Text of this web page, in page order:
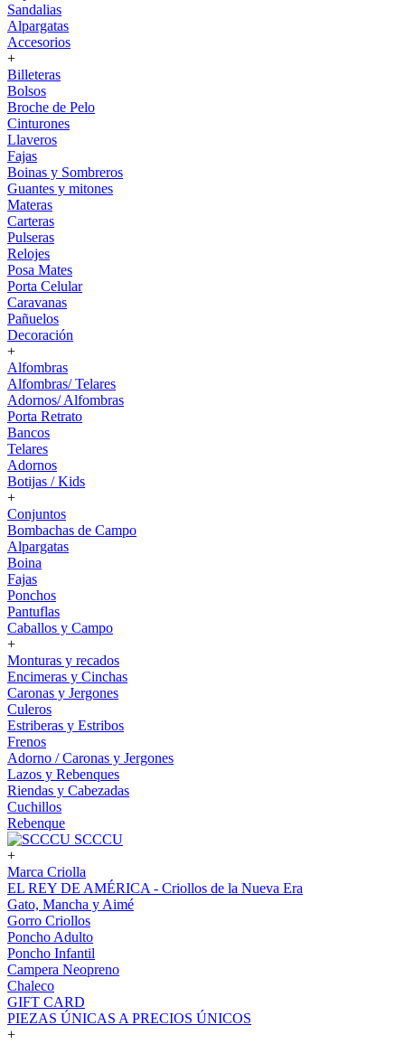
Sandalias
Alpargatas
Accesorios
+
Billeteras
Bolsos
Broche de Pelo
Cinturones
Llaveros
Fajas
Boinas y Sombreros
Guantes y mitones
Materas
Carteras
Pulseras
Relojes
Posa Mates
Porta Celular
Caravanas
Pañuelos
Decoración
+
Alfombras
Alfombras/ Telares
Adornos/ Alfombras
Porta Retrato
Bancos
Telares
Adornos
Botijas / Kids
+
Conjuntos
Bombachas de Campo
Alpargatas
Boina
Fajas
Ponchos
Pantuflas
Caballos y Campo
+
Monturas y recados
Encimeras y Cinchas
Caronas y Jergones
Culeros
Estriberas y Estribos
Frenos
Adorno / Caronas y Jergones
Lazos y Rebenques
Riendas y Cabezadas
Cuchillos
Rebenque
SCCCU
+
Marca Criolla
EL REY DE AMÉRICA - Criollos de la Nueva Era
Gato, Mancha y Aimé
Gorro Criollos
Poncho Adulto
Poncho Infantil
Campera Neopreno
Chaleco
GIFT CARD
PIEZAS ÚNICAS A PRECIOS ÚNICOS
+